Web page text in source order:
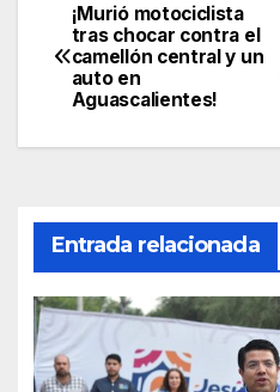
Navegación
de
entradas
¡Murió motociclista
tras chocar contra el
camellón central y un
auto en
Aguascalientes!
Entrada relacionada